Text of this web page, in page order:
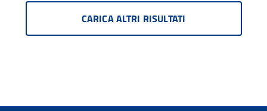
CARICA ALTRI RISULTATI